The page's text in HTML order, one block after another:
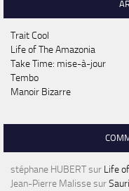
Trait Cool
Life of The Amazonia
Take Time: mise-à-jour
Tembo
Manoir Bizarre
stéphane HUBERTsur Life
Jean-Pierre Malissesur